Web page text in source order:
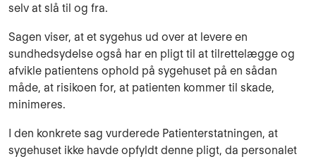
selv at slå til og fra.
Sagen viser, at et sygehus ud over at levere en
sundhedsydelse også har en pligt til at tilrettelægge og
afvikle patientens ophold på sygehuset på en sådan
måde, at risikoen for, at patienten kommer til skade,
minimeres.
I den konkrete sag vurderede Patienterstatningen, at
sygehuset ikke havde opfyldt denne pligt, da personalet